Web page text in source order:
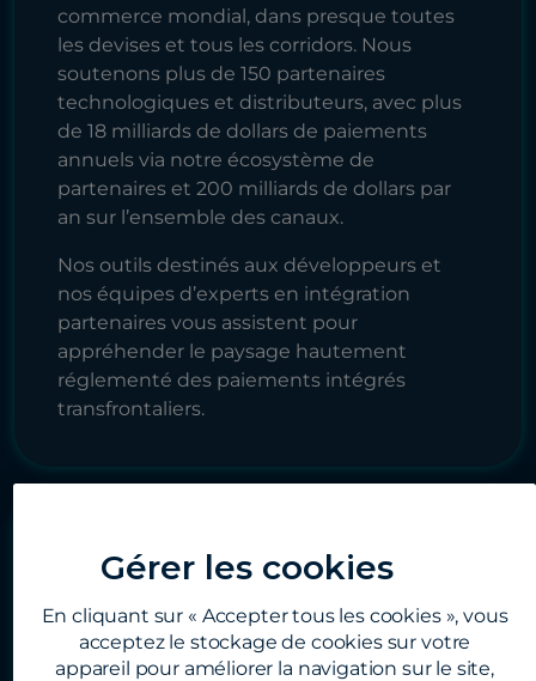
commerce mondial, dans presque toutes
les devises et tous les corridors. Nous
soutenons plus de 150 partenaires
technologiques et distributeurs, avec plus
de 18 milliards de dollars de paiements
annuels via notre écosystème de
partenaires et 200 milliards de dollars par
an sur l’ensemble des canaux.
Nos outils destinés aux développeurs et
nos équipes d’experts en intégration
partenaires vous assistent pour
appréhender le paysage hautement
réglementé des paiements intégrés
transfrontaliers.
Applications Web intégrables
Accédez à des solutions de paiement
prêtes à l’emploi s’intégrant facilement à
votre site Web ou à votre application à l’aide
d’une seule ligne de code et permettant
Gérer les cookies
En cliquant sur « Accepter tous les cookies », vous
acceptez le stockage de cookies sur votre
appareil pour améliorer la navigation sur le site,